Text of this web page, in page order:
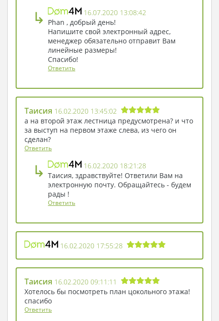
↳
16.07.2020 13:08:42
Phan , добрый день!
Напишите свой электронный адрес,
менеджер обязательно отправит Вам
линейные размеры!
Спасибо!
Ответить
Таисия 16.02.2020 13:45:02
а на второй этаж лестница предусмотрена? и что
за выступ на первом этаже слева, из чего он
сделан?
Ответить
↳
16.02.2020 18:21:28
Таисия, здравствуйте! Ответили Вам на
электронную почту. Обращайтесь - будем
рады !
Ответить
16.02.2020 17:55:28
Таисия 16.02.2020 09:11:11
Хотелось бы посмотреть план цокольного этажа!
спасибо
Ответить